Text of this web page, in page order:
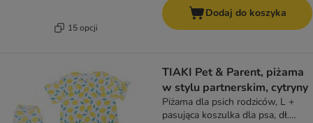
15 opcji
Dodaj do koszyka
TIAKI Pet & Parent, piżama
w stylu partnerskim, cytryny
Piżama dla psich rodziców, L +
pasująca koszulka dla psa, dł.